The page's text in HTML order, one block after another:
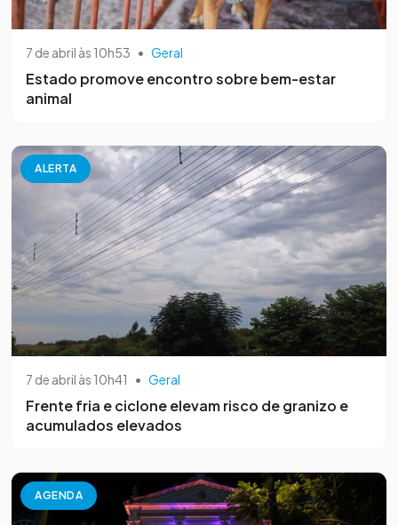
7 de abril às 10h53 • Geral
Estado promove encontro sobre bem-estar
animal
ALERTA
7 de abril às 10h41 • Geral
Frente fria e ciclone elevam risco de granizo e
acumulados elevados
AGENDA